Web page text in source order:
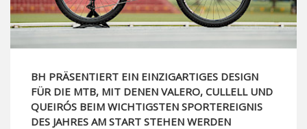
BH PRÄSENTIERT EIN EINZIGARTIGES DESIGN
FÜR DIE MTB, MIT DENEN VALERO, CULLELL UND
QUEIRÓS BEIM WICHTIGSTEN SPORTEREIGNIS
DES JAHRES AM START STEHEN WERDEN